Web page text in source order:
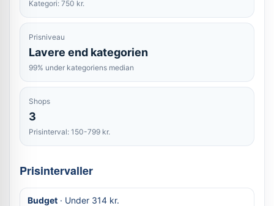
Kategori: 750 kr.
Prisniveau
Lavere end kategorien
99% under kategoriens median
Shops
3
Prisinterval: 150-799 kr.
Prisintervaller
Budget · Under 314 kr.